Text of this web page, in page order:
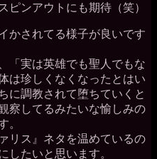
ピンアウトにも期待（笑）
かされてる様子が良いです
「実は英雄でも聖人でもな
は珍しくなくなったとはい
に調教されて堕ちていくと
察してるみたいな愉しみの
。
リス』ネタを温めているの
したいと思います。